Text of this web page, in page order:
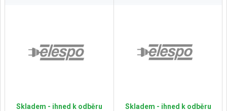
Skladem - ihned k odběru Skladem - ihned k odběru